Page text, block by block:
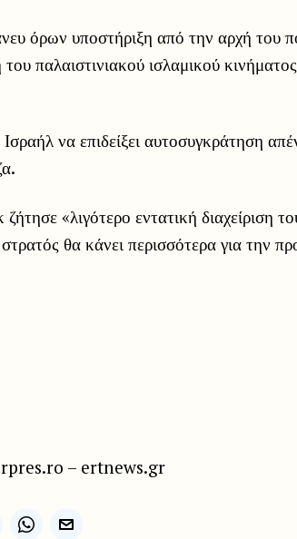
όρων υποστήριξη από την αρχή του
παλαιστινιακού ισλαμικού
να επιδείξει αυτοσυγκράτηση
«λιγότερο εντατική διαχείριση
θα κάνει περισσότερα για την
– ertnews.gr